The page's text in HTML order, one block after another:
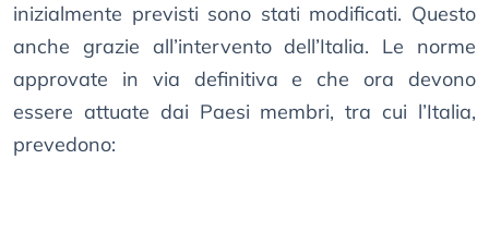
inizialmente previsti sono stati modificati. Questo
anche grazie all’intervento dell’Italia. Le norme
approvate in via definitiva e che ora devono
essere attuate dai Paesi membri, tra cui l’Italia,
prevedono: